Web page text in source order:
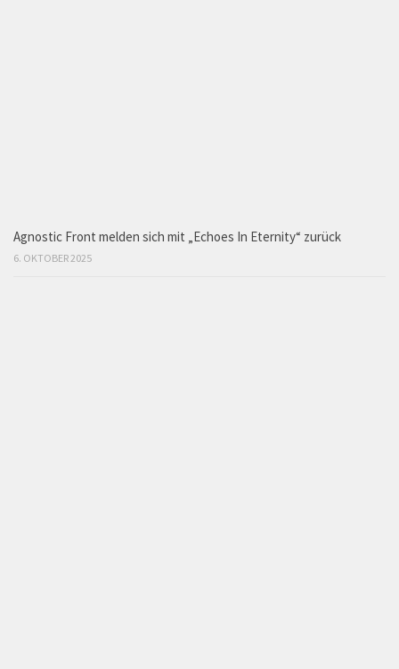
Agnostic Front melden sich mit „Echoes In Eternity“ zurück
6. OKTOBER 2025